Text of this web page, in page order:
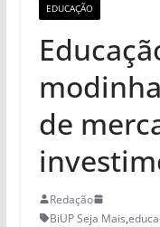
EDUCAÇÃO
de
Redação
BiUP Seja Mais,